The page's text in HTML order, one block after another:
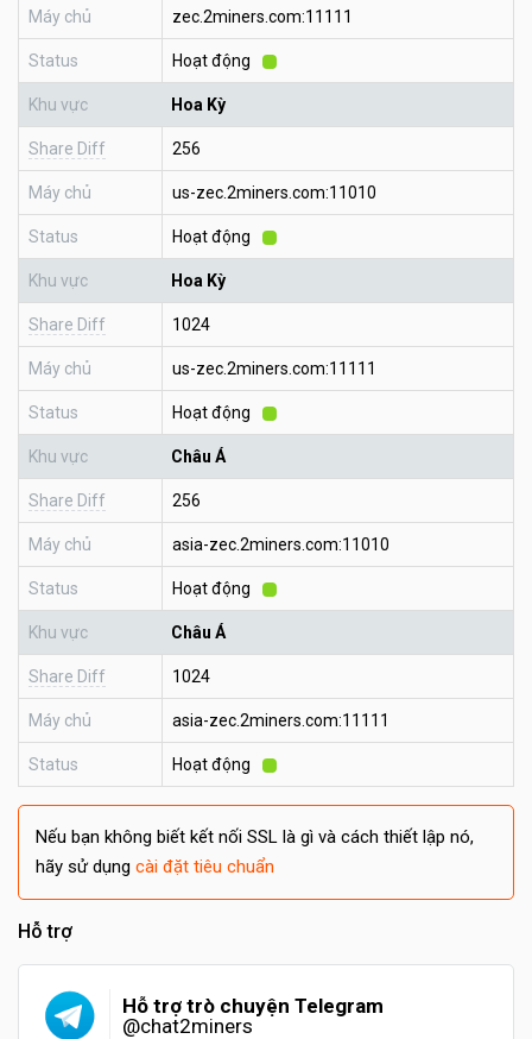
Máy chủ zec.2miners.com:11111
Status Hoạt động
Khu vực Hoa Kỳ
Share Diff 256
Máy chủ us-zec.2miners.com:11010
Status Hoạt động
Khu vực Hoa Kỳ
Share Diff 1024
Máy chủ us-zec.2miners.com:11111
Status Hoạt động
Khu vực Châu Á
Share Diff 256
Máy chủ asia-zec.2miners.com:11010
Status Hoạt động
Khu vực Châu Á
Share Diff 1024
Máy chủ asia-zec.2miners.com:11111
Status Hoạt động
Nếu bạn không biết kết nối SSL là gì và cách thiết lập nó,
hãy sử dụng cài đặt tiêu chuẩn
Hỗ trợ
Hỗ trợ trò chuyện Telegram
@chat2miners